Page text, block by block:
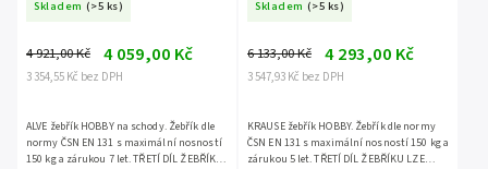
Skladem (>5 ks)
3 354,55 Kč bez DPH
4 921,00 Kč 4 059,00 Kč
ALVE žebřík HOBBY na schody. Žebřík dle
normy ČSN EN 131 s maximální nosností
150 kg a zárukou 7 let. TŘETÍ DÍL ŽEBŘÍKU
Skladem (>5 ks)
3 547,93 Kč bez DPH
6 133,00 Kč 4 293,00 Kč
KRAUSE žebřík HOBBY. Žebřík dle normy
ČSN EN 131 s maximální nosností 150 kg a
zárukou 5 let. TŘETÍ DÍL ŽEBŘÍKU LZE